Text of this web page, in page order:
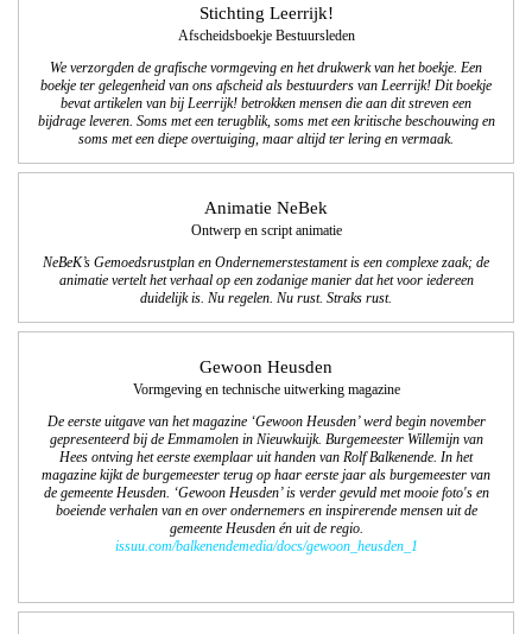
Stichting Leerrijk!
Afscheidsboekje Bestuursleden
We verzorgden de grafische vormgeving en het drukwerk van het boekje. Een
boekje ter gelegenheid van ons afscheid als bestuurders van Leerrijk! Dit boekje
bevat artikelen van bij Leerrijk! betrokken mensen die aan dit streven een
bijdrage leveren. Soms met een terugblik, soms met een kritische beschouwing en
soms met een diepe overtuiging, maar altijd ter lering en vermaak.
Animatie NeBek
Ontwerp en script animatie
NeBeK’s Gemoedsrustplan en Ondernemerstestament is een complexe zaak; de
animatie vertelt het verhaal op een zodanige manier dat het voor iedereen
duidelijk is. Nu regelen. Nu rust. Straks rust.
Gewoon Heusden
Vormgeving en technische uitwerking magazine
De eerste uitgave van het magazine ‘Gewoon Heusden’ werd begin november
gepresenteerd bij de Emmamolen in Nieuwkuijk. Burgemeester Willemijn van
Hees ontving het eerste exemplaar uit handen van Rolf Balkenende. In het
magazine kijkt de burgemeester terug op haar eerste jaar als burgemeester van
de gemeente Heusden. ‘Gewoon Heusden’ is verder gevuld met mooie foto's en
boeiende verhalen van en over ondernemers en inspirerende mensen uit de
gemeente Heusden én uit de regio.
issuu.com/balkenendemedia/docs/gewoon_heusden_1